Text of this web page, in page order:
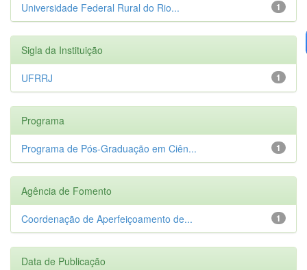
1
Universidade Federal Rural do Rio...
Sigla da Instituição
1
UFRRJ
Programa
1
Programa de Pós-Graduação em Ciên...
Agência de Fomento
1
Coordenação de Aperfeiçoamento de...
Data de Publicação